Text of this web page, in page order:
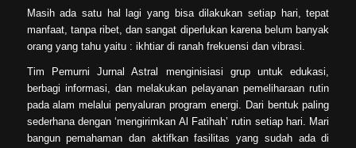
Masih ada satu hal lagi yang bisa dilakukan setiap hari, tepat
manfaat, tanpa ribet, dan sangat diperlukan karena belum banyak
orang yang tahu yaitu : ikhtiar di ranah frekuensi dan vibrasi.
Tim Pemurni Jurnal Astral menginisiasi grup untuk edukasi,
berbagi informasi, dan melakukan pelayanan pemeliharaan rutin
pada alam melalui penyaluran program energi. Dari bentuk paling
sederhana dengan ‘mengirimkan Al Fatihah’ rutin setiap hari. Mari
bangun pemahaman dan aktifkan fasilitas yang sudah ada di